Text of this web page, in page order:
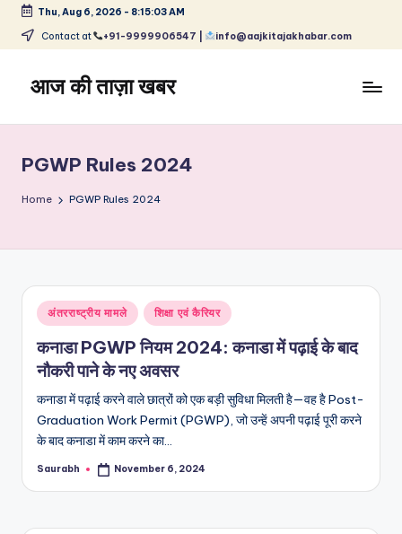
Skip
content
Thu, Aug 6, 2026 - 8:15:03 AM
Contact at +91-9999906547 | info@aajkitajakhabar.com
आज की ताज़ा खबर
ताज़ा
समाचार
–
और
विश्व
PGWP Rules 2024
Home PGWP Rules 2024
Posted
in
अंतरराष्ट्रीय मामले शिक्षा एवं कैरियर
कनाडा PGWP नियम 2024: कनाडा में पढ़ाई के बाद
नौकरी पाने के नए अवसर
कनाडा में पढ़ाई करने वाले छात्रों को एक बड़ी सुविधा मिलती है—वह है Post-
Graduation Work Permit (PGWP), जो उन्हें अपनी पढ़ाई पूरी करने
के बाद कनाडा में काम करने का…
Posted
Saurabh November 6, 2024